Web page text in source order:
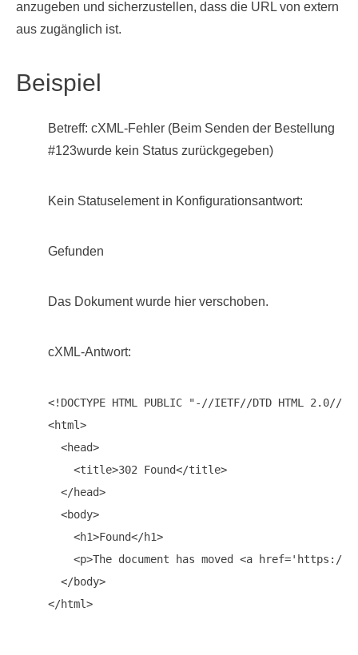
anzugeben und sicherzustellen, dass die URL von extern
aus zugänglich ist.
Beispiel
Betreff: cXML-Fehler (Beim Senden der Bestellung
#123wurde kein Status zurückgegeben)
Kein Statuselement in Konfigurationsantwort:
Gefunden
Das Dokument wurde hier verschoben.
cXML-Antwort:
<!DOCTYPE HTML PUBLIC "-//IETF//DTD HTML 2.0//
<html>
  <head>
    <title>302 Found</title>
  </head>
  <body>
    <h1>Found</h1>
<p>The document has moved <a href='https://
  </body>